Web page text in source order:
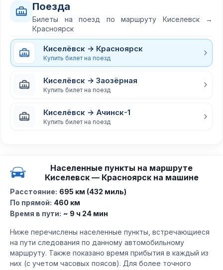
Поезда
Билеты на поезд по маршруту Киселевск →
Красноярск
Киселёвск → Красноярск
Купить билет на поезд
Киселёвск → Заозёрная
Купить билет на поезд
Киселёвск → Ачинск-1
Купить билет на поезд
Населенные пункты на маршруте
Киселевск — Красноярск на машине
Расстояние: 695 км (432 миль)
По прямой: 460 км
Время в пути: ~ 9 ч 24 мин
Ниже перечислены населенные пункты, встречающиеся
на пути следования по данному автомобильному
маршруту. Также показано время прибытия в каждый из
них (с учетом часовых поясов). Для более точного